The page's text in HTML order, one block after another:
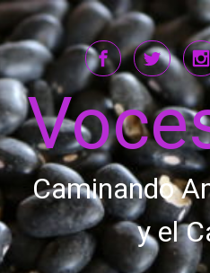
Saltar al contenido principal
Caminando
y el